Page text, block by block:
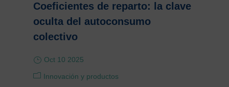
Coeficientes de reparto: la clave
oculta del autoconsumo
colectivo
Oct 10 2025
Innovación y productos